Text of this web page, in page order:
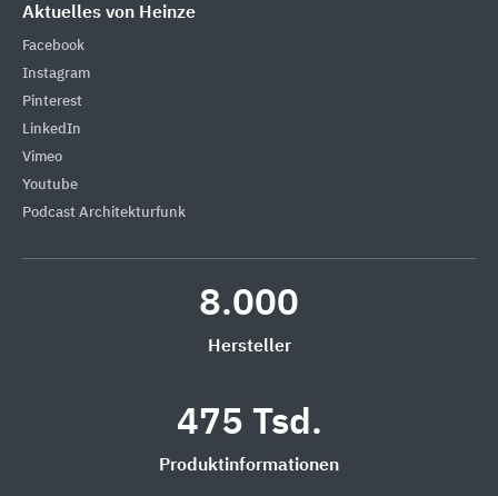
Aktuelles von Heinze
Facebook
Instagram
Pinterest
LinkedIn
Vimeo
Youtube
Podcast Architekturfunk
8.000
Hersteller
475 Tsd.
Produktinformationen